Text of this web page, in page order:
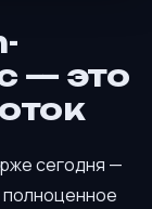
— это
сегодня —